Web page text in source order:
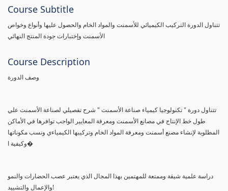
Course Subtitle
تتناول الدورة التركيب الكيميائي للأسمنت والمواد الخام والحصول عليها وأنواع وخواص
الأسمنت وإختبارات جودة المنتج النهائي
Course Description
وصف الدورة
تتناول دورة " تكنولوجيا كيمياء صناعة الأسمنت " شرح تفصيلي لصناعة الأسمنت علي
طول خط الإنتاج في مصانع الأسمنت ومعرفة المعايير الواجب توافرها في الأماكن
المطلوبة لإنشاء مصنع أسمنت ومعرفة المواد الخام وتركيبها الكيمياءي ونسب مكوناتها
وكيفية ا�
دراسة علمية شيقة وممتعة للمهتمين بهذا المجال الذي يعتبر عصب الحضارات والنمو
والإعمال والتشييد!